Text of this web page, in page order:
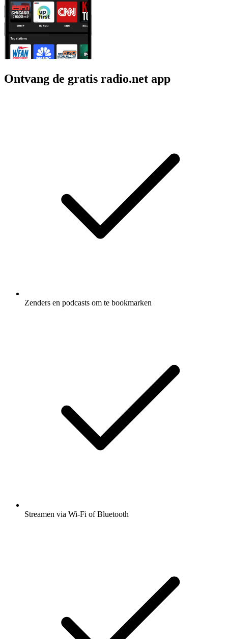
Ontvang de gratis radio.net app
Zenders en podcasts om te bookmarken
Streamen via Wi-Fi of Bluetooth